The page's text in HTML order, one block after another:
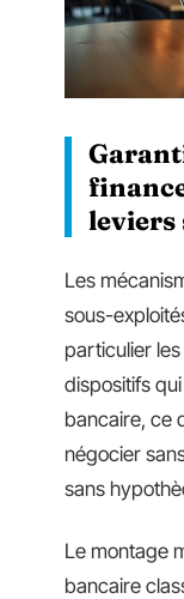
leviers
Les
sous-
particulier
dispositifs
bancaire, ce
négocier
sans
Le montage
bancaire